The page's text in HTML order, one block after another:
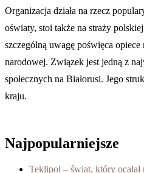
Organizacja działa na rzecz
oświaty, stoi także na straży
szczególną uwagę poświęca
narodowej. Związek jest jedną z
społecznych na Białorusi. Jego
kraju.
Najpopularniejsze
Teklipol – świat, który ocalał